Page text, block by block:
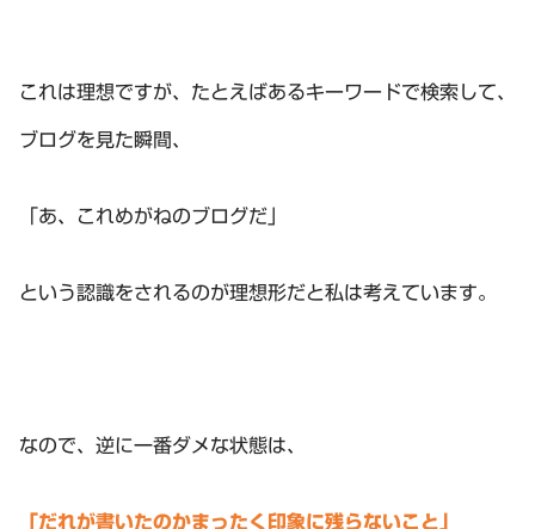
これは理想ですが、たとえばあるキーワードで検索して、
ブログを見た瞬間、
「あ、これめがねのブログだ」
という認識をされるのが理想形だと私は考えています。
なので、逆に一番ダメな状態は、
「だれが書いたのかまったく印象に残らないこと」